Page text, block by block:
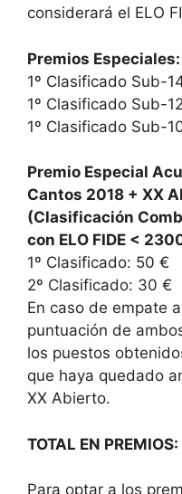
considerará el ELO
Premios Especiales:
1º Clasificado Sub-
1º Clasificado Sub-
1º Clasificado Sub-
Premio Especial
Cantos 2018 + XX
(Clasificación
con ELO FIDE <
1º Clasificado: 50 €
2º Clasificado: 30 €
En caso de empate
puntuación de
los puestos
que haya quedado
XX Abierto.
TOTAL EN
Para optar a los